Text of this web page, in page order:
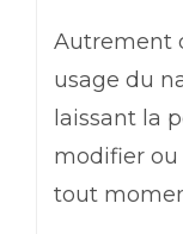
Autrement
usage du
laissant la
modifier ou
tout